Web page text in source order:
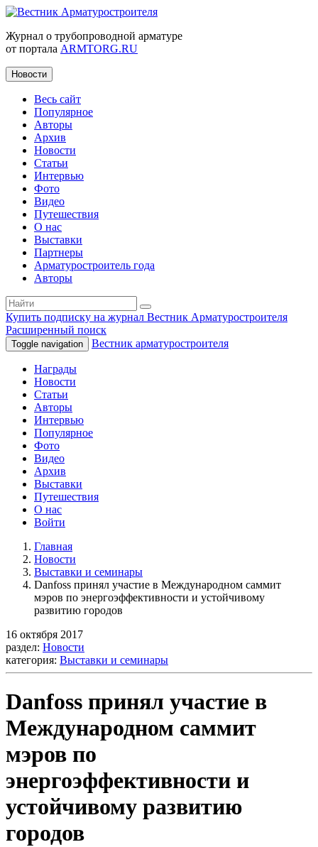
Журнал о трубопроводной арматуре
от портала ARMTORG.RU
Новости
Весь сайт
Популярное
Авторы
Архив
Новости
Статьи
Интервью
Фото
Видео
Путешествия
О нас
Выставки
Партнеры
Арматуростроитель года
Авторы
Купить подписку на журнал Вестник Арматуростроителя
Расширенный поиск
Toggle navigation Вестник арматуростроителя
Награды
Новости
Статьи
Авторы
Интервью
Популярное
Фото
Видео
Архив
Выставки
Путешествия
О нас
Войти
Главная
Новости
Выставки и семинары
Danfoss принял участие в Международном саммит
мэров по энергоэффективности и устойчивому
развитию городов
16 октября 2017
раздел: Новости
категория: Выставки и семинары
Danfoss принял участие в
Международном саммит
мэров по
энергоэффективности и
устойчивому развитию
городов